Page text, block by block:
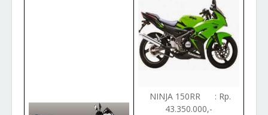
NINJA 150RR : Rp.
43.350.000,-